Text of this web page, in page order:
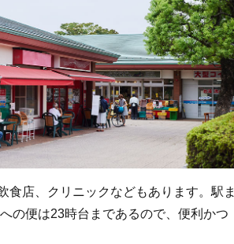
店、クリニックなどもあります。駅ま
の便は23時台まであるので、便利かつ